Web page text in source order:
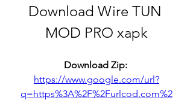
Download Wire TUN
MOD PRO xapk
Download Zip:
https://www.google.com/url?
q=https%3A%2F%2Furlcod.com%2